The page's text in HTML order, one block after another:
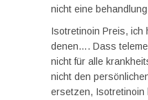
nicht eine
Isotretinoin Preis, ich
denen…. Dass
nicht für alle
nicht den
ersetzen, Isotretinoin